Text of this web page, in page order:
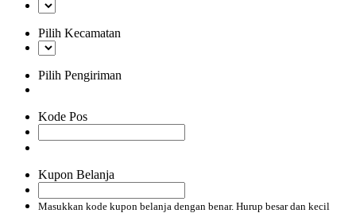
Pilih Kecamatan
Pilih Pengiriman
Kode Pos
Kupon Belanja
Masukkan kode kupon belanja dengan benar. Hurup besar dan kecil